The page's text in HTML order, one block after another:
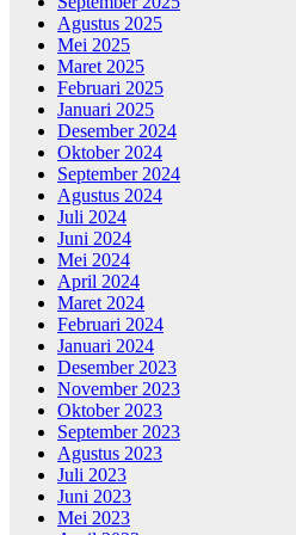
Agustus 2025
Mei 2025
Maret 2025
Februari 2025
Januari 2025
Desember 2024
Oktober 2024
September 2024
Agustus 2024
Juli 2024
Juni 2024
Mei 2024
April 2024
Maret 2024
Februari 2024
Januari 2024
Desember 2023
November 2023
Oktober 2023
September 2023
Agustus 2023
Juli 2023
Juni 2023
Mei 2023